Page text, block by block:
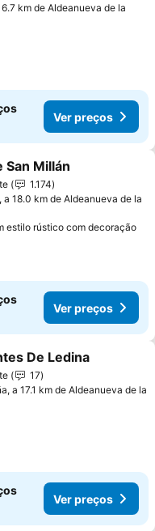
km de Aldeanueva de la
Ver preços
aos favoritos
San Millán
1.174
a 18.0 km de Aldeanueva de la
estilo rústico com decoração
Ver preços
aos favoritos
De Ledina
17
a 17.1 km de Aldeanueva de la
Ver preços